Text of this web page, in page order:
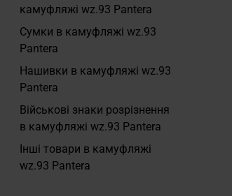
камуфляжі wz.93 Pantera
Сумки в камуфляжі wz.93
Pantera
Нашивки в камуфляжі wz.93
Pantera
Військові знаки розрізнення
в камуфляжі wz.93 Pantera
Інші товари в камуфляжі
wz.93 Pantera